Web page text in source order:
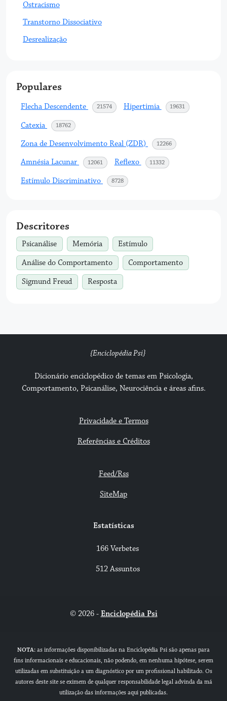
Ostracismo
Transtorno Dissociativo
Desrealização
Populares
Flecha Descendente 21574acessosHipertimia 19631acessos
Catexia 18762acessos
Zona de Desenvolvimento Real (ZDR) 12266acessos
Amnésia Lacunar 12061 acessosReflexo 11332acessos
Estímulo Discriminativo 8728acessos
Descritores
Psicanálise Memória Estímulo
Análise do Comportamento Comportamento
Sigmund Freud Resposta
{Enciclopédia Psi}
Dicionário enciclopédico de temas em Psicologia,
Comportamento, Psicanálise, Neurociência e áreas afins.
Privacidade e Termos
Referências e Créditos
Feed/Rss
SiteMap
Estatísticas
166 Verbetes
512 Assuntos
© 2026 - Enciclopédia Psi
NOTA: as informações disponibilizadas na Enciclopédia Psi são apenas para
fins informacionais e educacionais, não podendo, em nenhuma hipótese, serem
utilizadas em substituição a um diagnóstico por um profissional habilitado. Os
autores deste site se eximem de qualquer responsabilidade legal advinda da má
utilização das informações aqui publicadas.